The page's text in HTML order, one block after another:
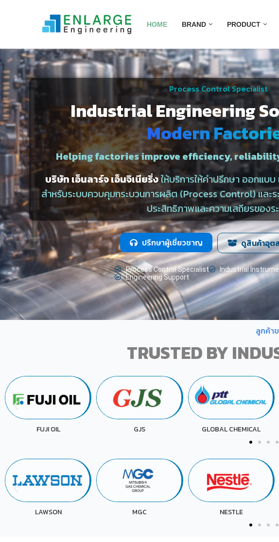
HOME BRAND PRODUCT
Process Control Specialist
Industrial Engineering
Modern
Helping factories improve efficiency,
บริษัท เอ็นลาร์จ เอ็นจิเนียริ่งให้บริการให้คำปรึกษา ออกแบ
สำหรับระบบควบคุมกระบวนการผลิต (Process Control) และ
ประสิทธิภาพและความเสถียรของร
ปรึกษาผู้เชี่ยวชาญ ดูสินค้าอุต
Process Control Specialist
Industrial
Engineering Support
ลูกค้า
TRUSTED BY
GJS GLOBAL CHEMICAL PTT PHENOL
MGC NESTLE NHK